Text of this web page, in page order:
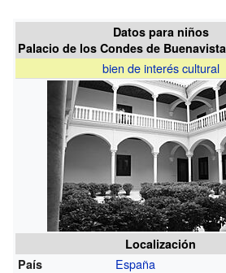
Datos para niños
Palacio de los Condes de
bien de interés cultural
Localización
País
España